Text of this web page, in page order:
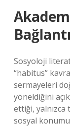
Bağlantı
Sosyoloji
“habitus”
sermayeleri
yöneldiğini
ettiği, yalnızca
sosyal